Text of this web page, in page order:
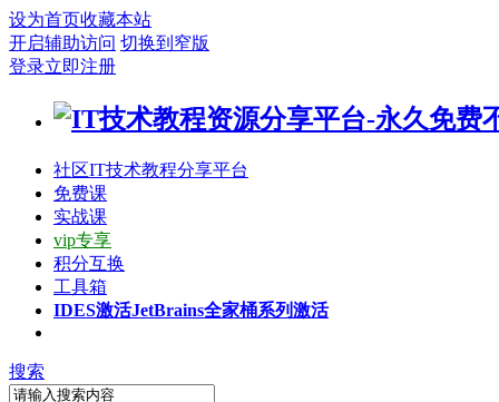
设为首页收藏本站
开启辅助访问 切换到窄版
登录立即注册
社区IT技术教程分享平台
免费课
实战课
vip专享
积分互换
工具箱
IDES激活JetBrains全家桶系列激活
搜索